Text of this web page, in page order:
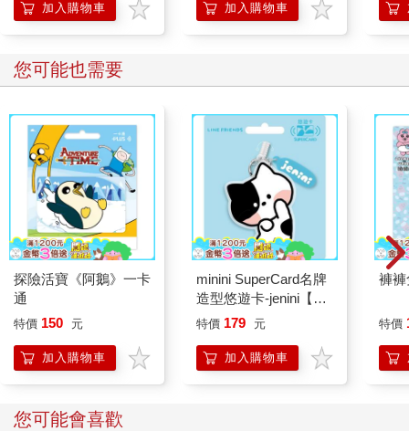
加入購物車 加入購物車
您可能也需要
探險活寶《阿鵝》一卡
通
特價 150 元
加入購物車
minini SuperCard名牌
造型悠遊卡-jenini【受
託代銷】
特價 179 元
加入購物車
褲
特價
您可能會喜歡